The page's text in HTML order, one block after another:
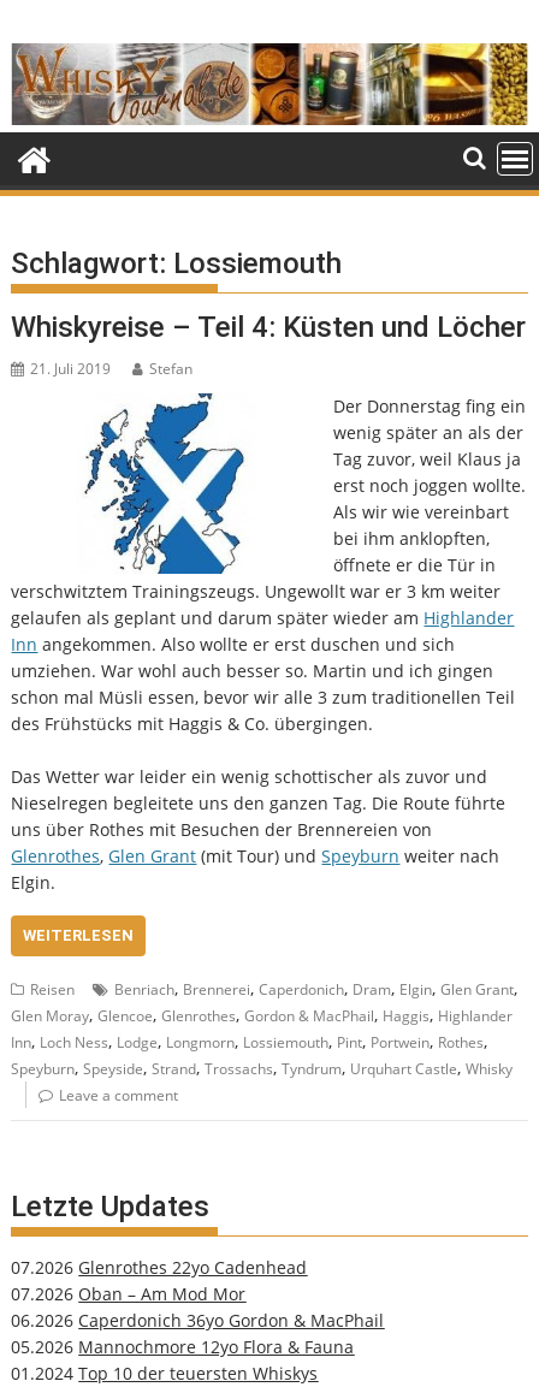
to
content
Schlagwort: Lossiemouth
Whiskyreise – Teil 4: Küsten und Löcher
21. Juli 2019 Stefan
Der Donnerstag fing ein
wenig später an als der
Tag zuvor, weil Klaus ja
erst noch joggen wollte.
Als wir wie vereinbart
bei ihm anklopften,
öffnete er die Tür in
verschwitztem Trainingszeugs. Ungewollt war er 3 km weiter
gelaufen als geplant und darum später wieder am Highlander
Inn angekommen. Also wollte er erst duschen und sich
umziehen. War wohl auch besser so. Martin und ich gingen
schon mal Müsli essen, bevor wir alle 3 zum traditionellen Teil
des Frühstücks mit Haggis & Co. übergingen.
Das Wetter war leider ein wenig schottischer als zuvor und
Nieselregen begleitete uns den ganzen Tag. Die Route führte
uns über Rothes mit Besuchen der Brennereien von
Glenrothes,Glen Grant (mit Tour) undSpeyburn weiter nach
Elgin.
WEITERLESEN
Reisen Benriach, Brennerei,Caperdonich, Dram, Elgin,Glen Grant,
Glen Moray,Glencoe,Glenrothes,Gordon & MacPhail, Haggis, Highlander
Inn, Loch Ness, Lodge, Longmorn, Lossiemouth, Pint, Portwein, Rothes,
Speyburn,Speyside,Strand,Trossachs,Tyndrum, Urquhart Castle,Whisky
Leave a comment
Letzte Updates
07.2026 Glenrothes 22yo Cadenhead
07.2026 Oban – Am Mod Mor
06.2026 Caperdonich 36yo Gordon & MacPhail
05.2026 Mannochmore 12yo Flora & Fauna
01.2024Top 10 der teuersten Whiskys